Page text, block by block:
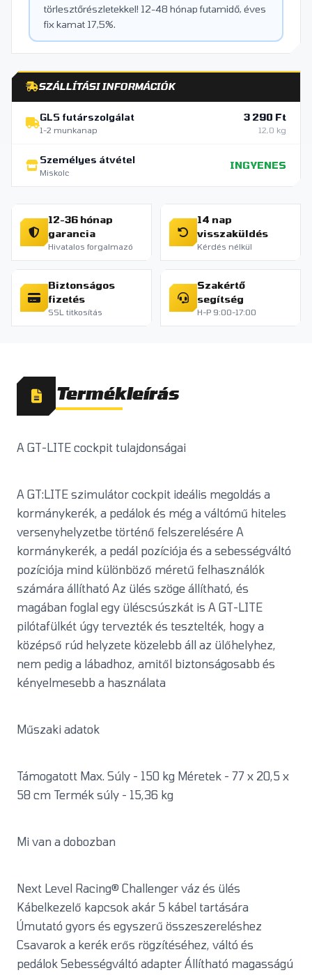
törlesztőrészletekkel! 12-48 hónap futamidő, éves
fix kamat 17,5%.
SZÁLLÍTÁSI INFORMÁCIÓK
GLS futárszolgálat
1-2 munkanap
3 290 Ft
12,0 kg
Személyes átvétel
Miskolc
INGYENES
12-36 hónap
garancia
Hivatalos forgalmazó
14 nap
visszaküldés
Kérdés nélkül
Biztonságos
fizetés
SSL titkosítás
Szakértő
segítség
H-P 9:00-17:00
Termékleírás
A GT-LITE cockpit tulajdonságai
A GT:LITE szimulátor cockpit ideális megoldás a
kormánykerék, a pedálok és még a váltómű hiteles
versenyhelyzetbe történő felszerelésére A
kormánykerék, a pedál pozíciója és a sebességváltó
pozíciója mind különböző méretű felhasználók
számára állítható Az ülés szöge állítható, és
magában foglal egy üléscsúszkát is A GT-LITE
pilótafülkét úgy tervezték és tesztelték, hogy a
középső rúd helyzete közelebb áll az ülőhelyhez,
nem pedig a lábadhoz, amitől biztonságosabb és
kényelmesebb a használata
Műszaki adatok
Támogatott Max. Súly - 150 kg Méretek - 77 x 20,5 x
58 cm Termék súly - 15,36 kg
Mi van a dobozban
Next Level Racing® Challenger váz és ülés
Kábelkezelő kapcsok akár 5 kábel tartására
Úmutató gyors és egyszerű összeszereléshez
Csavarok a kerék erős rögzítéséhez, váltó és
pedálok Sebességváltó adapter Állítható magasságú